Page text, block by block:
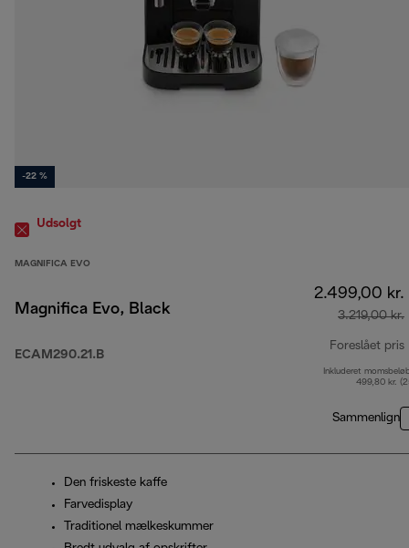
-22 %
Udsolgt
MAGNIFICA EVO
Magnifica Evo, Black
ECAM290.21.B
2.499,00 kr.
3.219,00 kr.
Foreslået pris
Inkluderet
499,80 kr.
Sammenlign
Den friskeste kaffe
Farvedisplay
Traditionel mælkeskummer